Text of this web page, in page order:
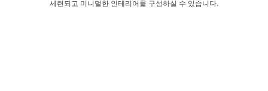
세련되고 미니멀한 인테리어를 구성하실 수 있습니다.